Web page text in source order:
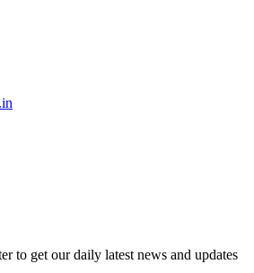
to get our daily latest news and updates